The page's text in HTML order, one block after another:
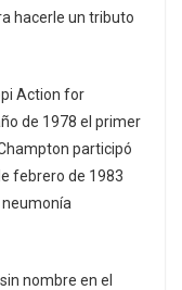
hacerle un tributo
Action for
de 1978 el primer
participó
febrero de 1983
nombre en el